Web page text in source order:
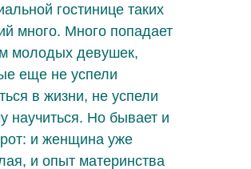
гостинице таких
много. Много попадает
молодых девушек,
еще не успели
в жизни, не успели
научиться. Но бывает и
и женщина уже
и опыт материнства